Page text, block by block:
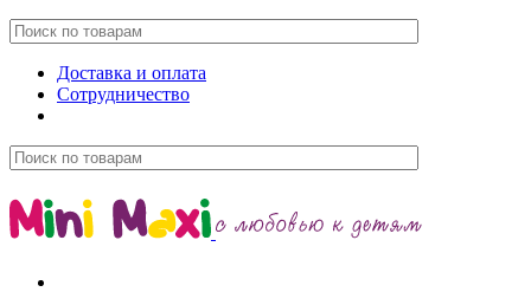
Доставка и оплата
Сотрудничество